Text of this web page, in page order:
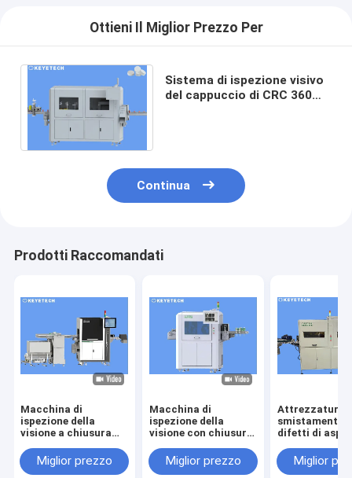
Ottieni Il Miglior Prezzo Per
Sistema di ispezione visivo
del cappuccio di CRC 360
Continua
Prodotti Raccomandati
Macchina di
ispezione della
visione a chiusura
Pharma basata su
algoritmo AI
Miglior prezzo
Macchina di
ispezione della
visione con chiusura
dell'elicottero ad
alta velocità in linea
Miglior prezzo
Attrezzatura
smistamento
difetti di
medicaMiglior